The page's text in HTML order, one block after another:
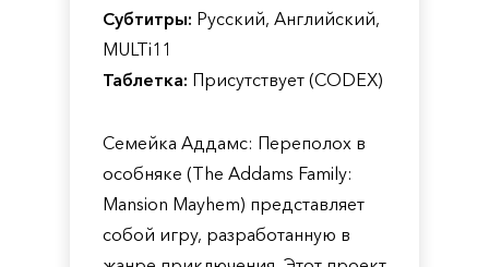
Субтитры: Русский, Английский,
MULTi11
Таблетка: Присутствует (CODEX)
Семейка Аддамс: Переполох в
особняке (The Addams Family:
Mansion Mayhem) представляет
собой игру, разработанную в